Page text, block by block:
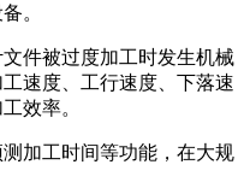
。
件被过度加工时发生机械
速度、工行速度、下落速
效率。
加工时间等功能，在大规